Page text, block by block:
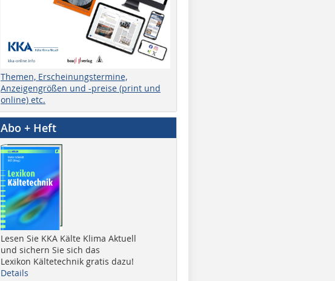
Themen, Erscheinungstermine,
Anzeigengrößen und -preise (print und
online) etc.
Abo + Heft
Lesen Sie KKA Kälte Klima Aktuell
und sichern Sie sich das
Lexikon Kältetechnik gratis dazu!
Details